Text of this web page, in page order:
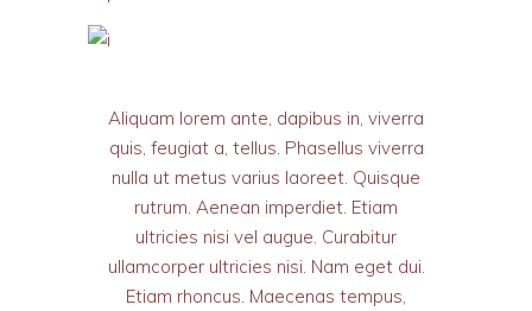
Aliquam lorem ante, dapibus in, viverra
quis, feugiat a, tellus. Phasellus viverra
nulla ut metus varius laoreet. Quisque
rutrum. Aenean imperdiet. Etiam
ultricies nisi vel augue. Curabitur
ullamcorper ultricies nisi. Nam eget dui.
Etiam rhoncus. Maecenas tempus,